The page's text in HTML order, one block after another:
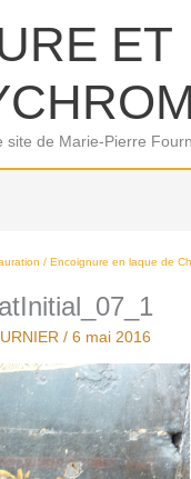
ET
site de Marie-Pierre
Encoignure en laque de
/6 mai 2016